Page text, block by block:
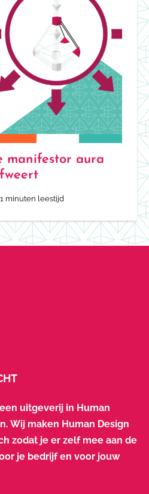
manifestor aura
minuten leestijd
uitgeverij in Human
Wij maken Human Design
zodat je er zelf mee aan de
je bedrijf en voor jouw